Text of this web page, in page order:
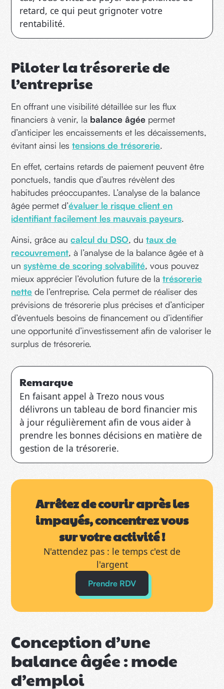
retard, ce qui peut grignoter votre
rentabilité.
Piloter la trésorerie de
l’entreprise
En offrant une visibilité détaillée sur les flux
financiers à venir, la balance âgée permet
d’anticiper les encaissements et les décaissements,
évitant ainsi lestensions de trésorerie.
En effet, certains retards de paiement peuvent être
ponctuels, tandis que d’autres révèlent des
habitudes préoccupantes. L’analyse de la balance
âgée permet d’évaluer le risque client en
identifiant facilement les mauvais payeurs.
Ainsi, grâce aucalcul du DSO, dutaux de
recouvrement, à l’analyse de la balance âgée et à
unsystème de scoring solvabilité, vous pouvez
mieux apprécier l’évolution future de latrésorerie
nette de l’entreprise. Cela permet de réaliser des
prévisions de trésorerie plus précises et d’anticiper
d’éventuels besoins de financement ou d’identifier
une opportunité d’investissement afin de valoriser le
surplus de trésorerie.
Remarque
En faisant appel à Trezo nous vous
délivrons un tableau de bord financier mis
à jour régulièrement afin de vous aider à
prendre les bonnes décisions en matière de
gestion de la trésorerie.
Arrêtez de courir après les
impayés, concentrez vous
sur votre activité !
N'attendez pas : le temps c'est de
l'argent
Prendre RDV
Conception d’une
balance âgée : mode
d’emploi